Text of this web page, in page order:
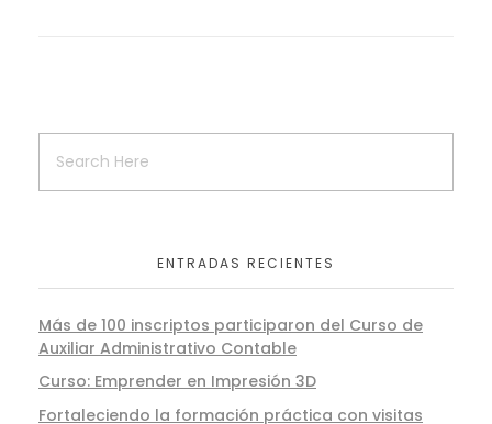
ENTRADAS RECIENTES
Más de 100 inscriptos participaron del Curso de
Auxiliar Administrativo Contable
Curso: Emprender en Impresión 3D
Fortaleciendo la formación práctica con visitas